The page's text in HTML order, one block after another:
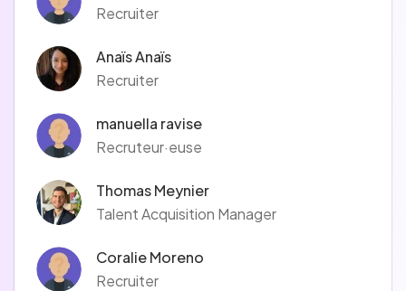
Recruiter
Anaïs Anaïs
Recruiter
manuella ravise
Recruteur·euse
Thomas Meynier
Talent Acquisition Manager
Coralie Moreno
Recruiter